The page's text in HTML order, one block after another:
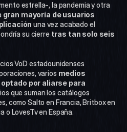
estrella-, la pandemia y otra
gran mayoría de usuarios
una vez acabado el
su cierre tras tan solo seis
VoD estadounidenses
varios medios
por aliarse para
que suman los catálogos
como Salto en Francia, Britbox en
o LovesTv en España.